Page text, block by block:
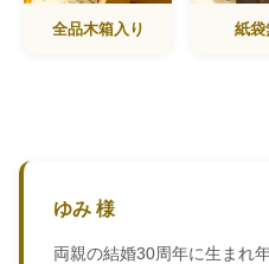
全品木箱入り 紙袋
ゆみ 様
両親の結婚30周年に生まれ